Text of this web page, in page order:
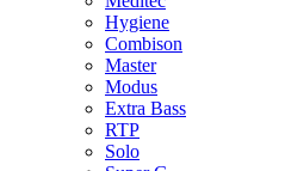
Hygiene
Combison
Master
Modus
Extra Bass
RTP
Solo